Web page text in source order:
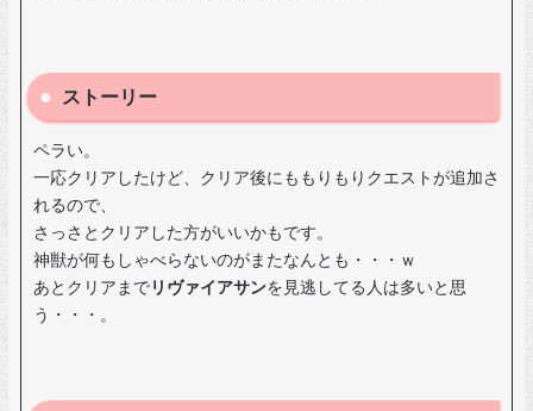
ストーリー
ペラい。
一応クリアしたけど、クリア後にももりもりクエストが追加さ
れるので、
さっさとクリアした方がいいかもです。
神獣が何もしゃべらないのがまたなんとも・・・ｗ
あとクリアまで リヴァイアサンを見逃してる人は多いと思
う・・・。